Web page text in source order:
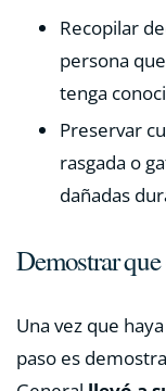
Recopilar
persona
tenga
Preservar
rasgada o
dañadas
Demostrar
Una vez que
paso es